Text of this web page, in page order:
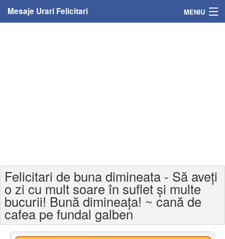
Mesaje Urari Felicitari MENIU
Felicitari varsta
Felicitari zilele anului
Felicitari zile saptamana
Felicitari de buna dimineata - Să aveți
o zi cu mult soare în suflet și multe
bucurii! Bună dimineața! ~ cană de
cafea pe fundal galben